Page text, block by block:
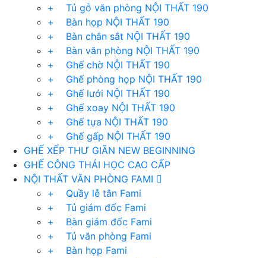
+ Tủ gỗ văn phòng NỘI THẤT 190
+ Bàn họp NỘI THẤT 190
+ Bàn chân sắt NỘI THẤT 190
+ Bàn văn phòng NỘI THẤT 190
+ Ghế chờ NỘI THẤT 190
+ Ghế phòng họp NỘI THẤT 190
+ Ghế lưới NỘI THẤT 190
+ Ghế xoay NỘI THẤT 190
+ Ghế tựa NỘI THẤT 190
+ Ghế gấp NỘI THẤT 190
GHẾ XẾP THƯ GIÃN NEW BEGINNING
GHẾ CÔNG THÁI HỌC CAO CẤP
NỘI THẤT VĂN PHÒNG FAMI
+ Quầy lễ tân Fami
+ Tủ giám đốc Fami
+ Bàn giám đốc Fami
+ Tủ văn phòng Fami
+ Bàn họp Fami